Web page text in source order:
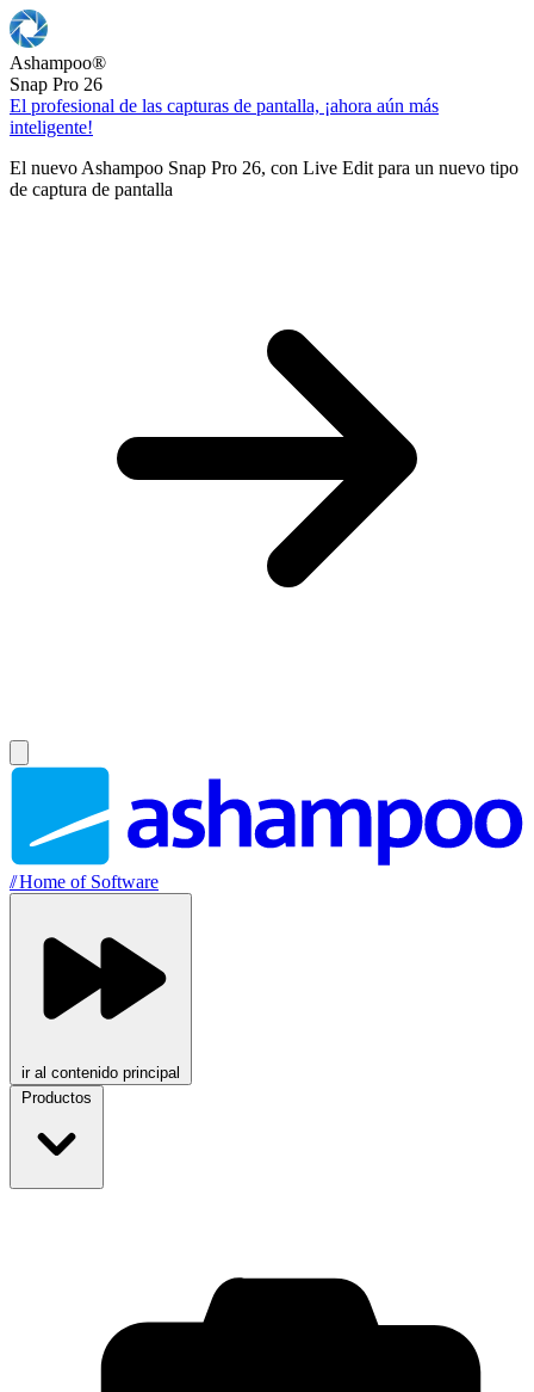
Ashampoo®
Snap Pro 26
El profesional de las capturas de pantalla, ¡ahora aún más
inteligente!
El nuevo Ashampoo Snap Pro 26, con Live Edit para un nuevo tipo
de captura de pantalla
//Home of Software
ir al contenido principal
Productos